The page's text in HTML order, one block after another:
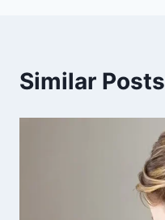
Similar Posts